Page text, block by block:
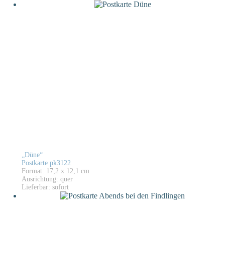
„Düne“
Postkarte pk3122
Format: 17,2 x 12,1 cm
Ausrichtung: quer
Lieferbar: sofort